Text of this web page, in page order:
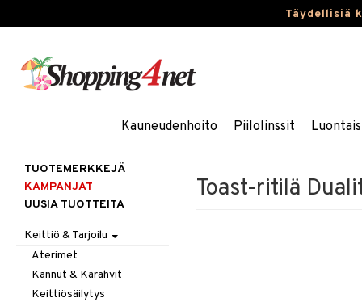
Täydellisiä
Kauneudenhoito Piilolinssit
Toast-ritilä
TUOTEMERKKEJÄ
KAMPANJAT
UUSIA TUOTTEITA
Keittiö & Tarjoilu
Aterimet
Kannut & Karahvit
Keittiösäilytys